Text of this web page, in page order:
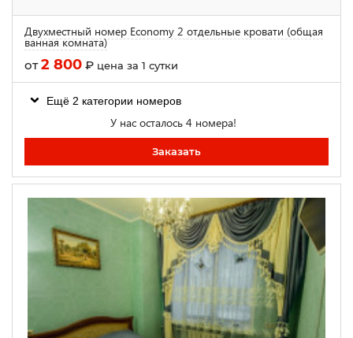
Двухместный номер Economy 2 отдельные кровати (общая
ванная комната)
от2 800 ₽ цена за 1 сутки
Ещё 2 категории номеров
У нас осталось 4 номера!
Заказать